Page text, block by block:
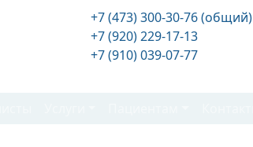
+7 (473) 300-30-76 (общий)
+7 (920) 229-17-13
+7 (910) 039-07-77